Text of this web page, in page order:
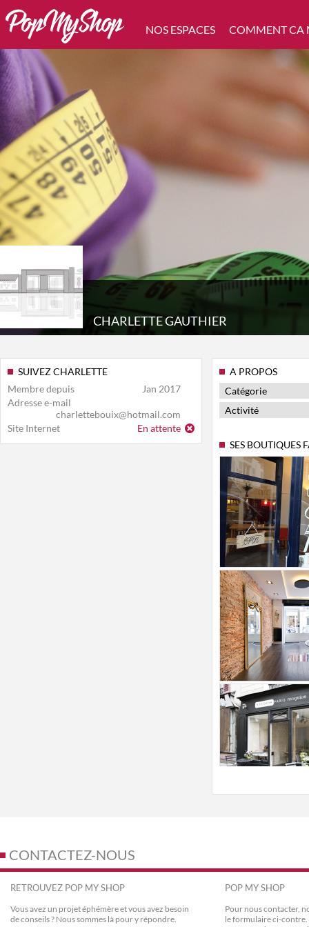
NOS ESPACES COMMENT CA
CHARLETTE GAUTHIER
SUIVEZ CHARLETTE
Membre depuis
Jan 2017
Adresse e-mail
charlettebouix@hotmail.com
Site Internet
En attente
A PROPOS
Catégorie
Activité
SES BOUTIQUES
CONTACTEZ-NOUS
RETROUVEZ POP MY SHOP
Vous avez un projet éphémère et vous avez besoin
de conseils ? Nous sommes là pour y répondre.
POP MY SHOP
Pour nous contacter,
le formulaire ci-contre.